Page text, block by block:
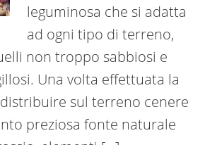
leguminosa che si adatta
ad ogni tipo di terreno,
non troppo sabbiosi e
Una volta effettuata la
sul terreno cenere
preziosa fonte naturale